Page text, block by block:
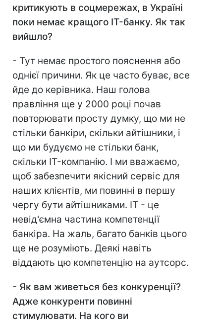
критикують в соцмережах, в Україні
поки немає кращого IT-банку. Як так
вийшло?
- Тут немає простого пояснення або
однієї причини. Як це часто буває, все
йде до керівника. Наш голова
правління ще у 2000 році почав
повторювати просту думку, що ми не
стільки банкіри, скільки айтішники, і
що ми будуємо не стільки банк,
скільки IT-компанію. І ми вважаємо,
щоб забезпечити якісний сервіс для
наших клієнтів, ми повинні в першу
чергу бути айтішниками. IT - це
невід'ємна частина компетенції
банкіра. На жаль, багато банків цього
ще не розуміють. Деякі навіть
віддають цю компетенцію на аутсорс.
- Як вам живеться без конкуренції?
Адже конкуренти повинні
стимулювати. На кого ви